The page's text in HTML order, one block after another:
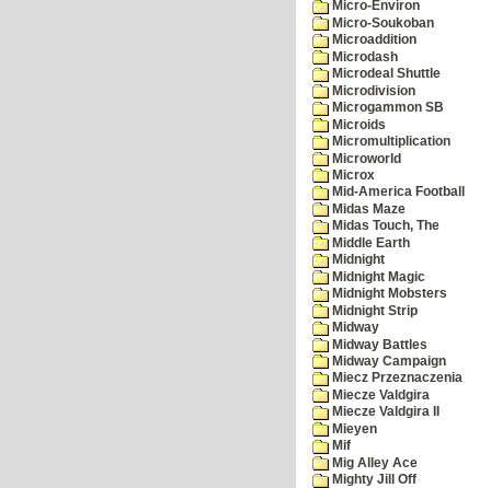
Micro-Environ
Micro-Soukoban
Microaddition
Microdash
Microdeal Shuttle
Microdivision
Microgammon SB
Microids
Micromultiplication
Microworld
Microx
Mid-America Football
Midas Maze
Midas Touch, The
Middle Earth
Midnight
Midnight Magic
Midnight Mobsters
Midnight Strip
Midway
Midway Battles
Midway Campaign
Miecz Przeznaczenia
Miecze Valdgira
Miecze Valdgira II
Mieyen
Mif
Mig Alley Ace
Mighty Jill Off